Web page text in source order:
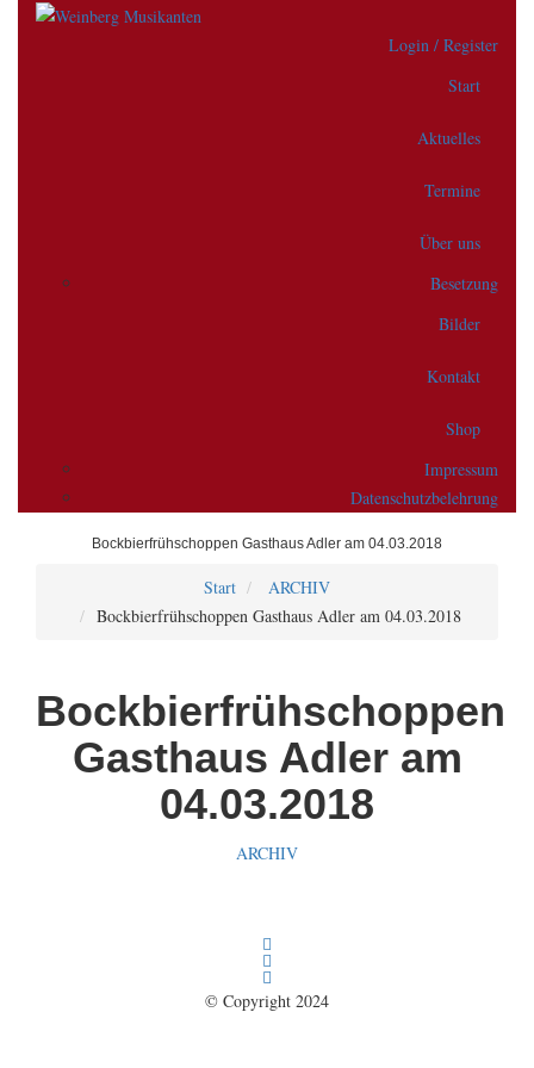
Login / Register
Start
Aktuelles
Termine
Über uns
Besetzung
Bilder
Kontakt
Shop
Impressum
Datenschutzbelehrung
Bockbierfrühschoppen Gasthaus Adler am 04.03.2018
Start
ARCHIV
Bockbierfrühschoppen Gasthaus Adler am 04.03.2018
Bockbierfrühschoppen
Gasthaus Adler am
04.03.2018
ARCHIV
© Copyright 2024